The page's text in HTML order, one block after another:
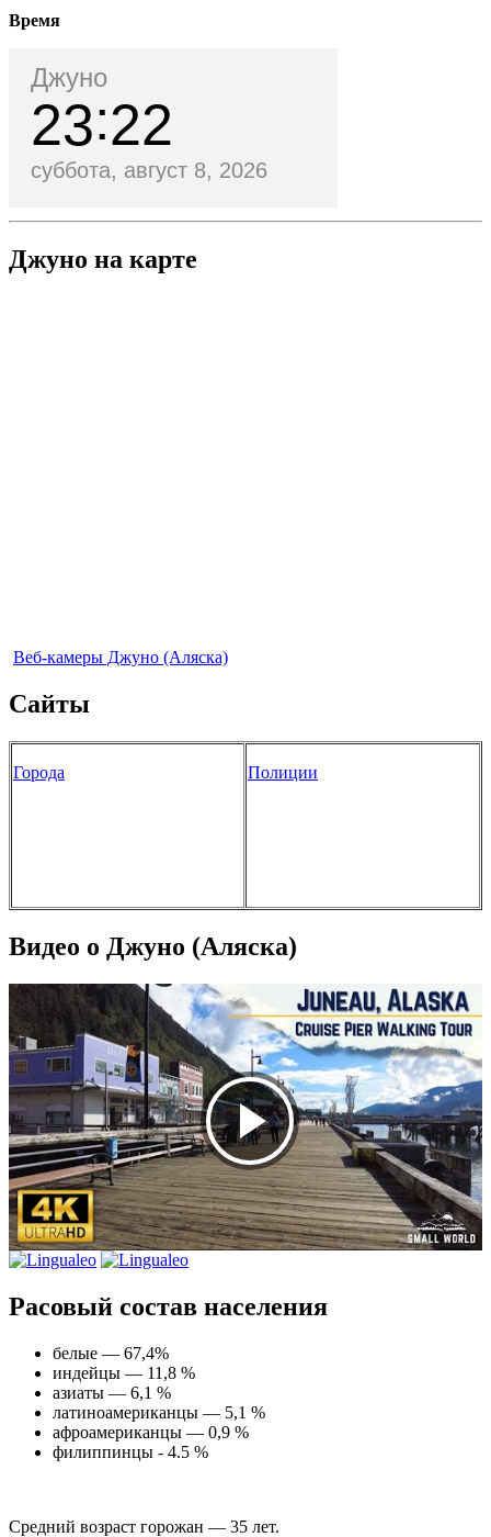
Время
Джуно
23 22
суббота, август 8, 2026
Джуно на карте
Веб-камеры Джуно (Аляска)
Сайты
Города Полиции
Видео о Джуно (Аляска)
Расовый состав населения
белые — 67,4%
индейцы — 11,8 %
азиаты — 6,1 %
латиноамериканцы — 5,1 %
афроамериканцы — 0,9 %
филиппинцы - 4.5 %
Средний возраст горожан — 35 лет.